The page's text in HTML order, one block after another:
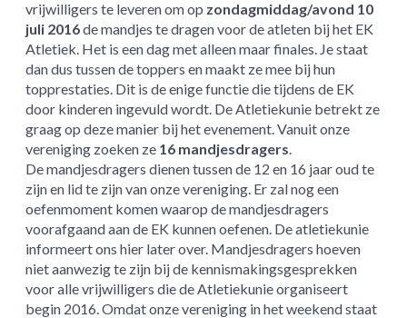
vrijwilligers te leveren om op zondagmiddag/avond 10
juli 2016de mandjes te dragen voor de atleten bij het EK
Atletiek. Het is een dag met alleen maar finales. Je staat
dan dus tussen de toppers en maakt ze mee bij hun
topprestaties. Dit is de enige functie die tijdens de EK
door kinderen ingevuld wordt. De Atletiekunie betrekt ze
graag op deze manier bij het evenement. Vanuit onze
vereniging zoeken ze 16 mandjesdragers.
De mandjesdragers dienen tussen de 12 en 16 jaar oud te
zijn en lid te zijn van onze vereniging. Er zal nog een
oefenmoment komen waarop de mandjesdragers
voorafgaand aan de EK kunnen oefenen. De atletiekunie
informeert ons hier later over. Mandjesdragers hoeven
niet aanwezig te zijn bij de kennismakingsgesprekken
voor alle vrijwilligers die de Atletiekunie organiseert
begin 2016. Omdat onze vereniging in het weekend staat